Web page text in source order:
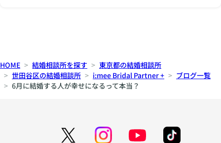
HOME 結婚相談所を探す
東京都の結婚相談所
世田谷区の結婚相談所
i:mee Bridal Partner +
ブログ一覧
6月に結婚する人が幸せになるって本当？